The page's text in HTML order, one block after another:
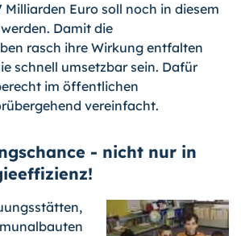
Milliarden Euro soll noch in diesem
Damit die
rasch ihre Wirkung entfalten
schnell umsetzbar sein. Dafür
im öffentlichen
vereinfacht.
- nicht nur in